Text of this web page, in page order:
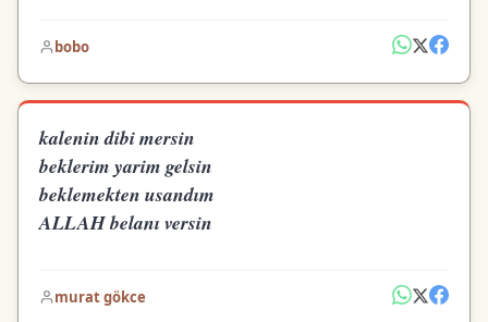
bobo
kalenin dibi mersin
beklerim yarim gelsin
beklemekten usandım
ALLAH belanı versin
murat gökce